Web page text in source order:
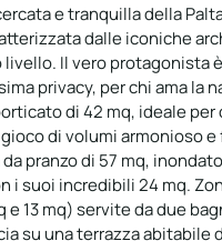
e tranquilla della
dalle iconiche
Il vero protagonista
privacy, per chi ama la
di 42 mq, ideale
di volumi armonioso
pranzo di 57 mq,
i suoi incredibili 24 mq.
13 mq) servite da due
su una terrazza abitabile